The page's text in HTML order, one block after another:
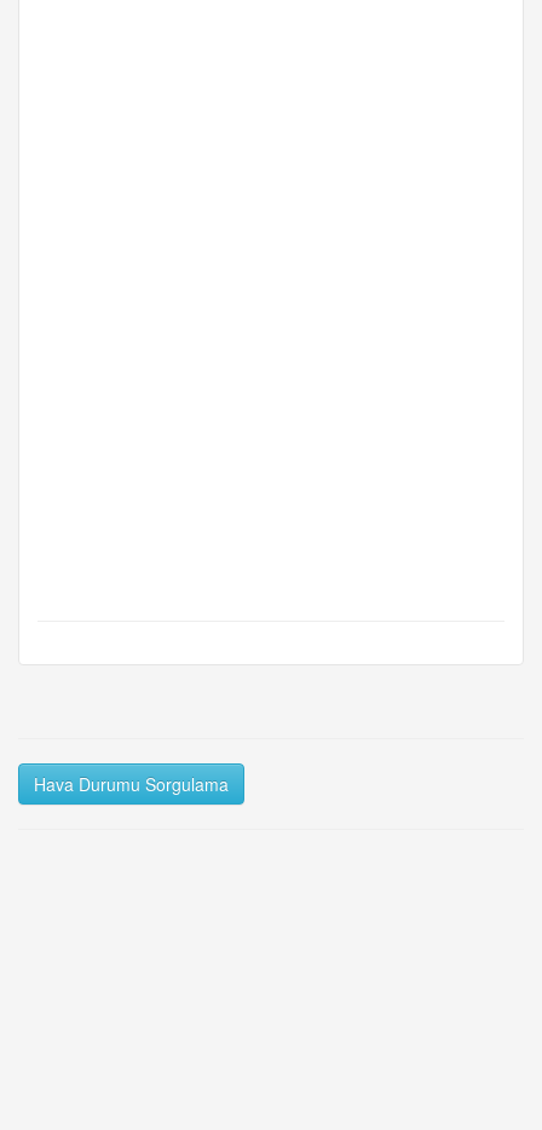
Hava Durumu Sorgulama